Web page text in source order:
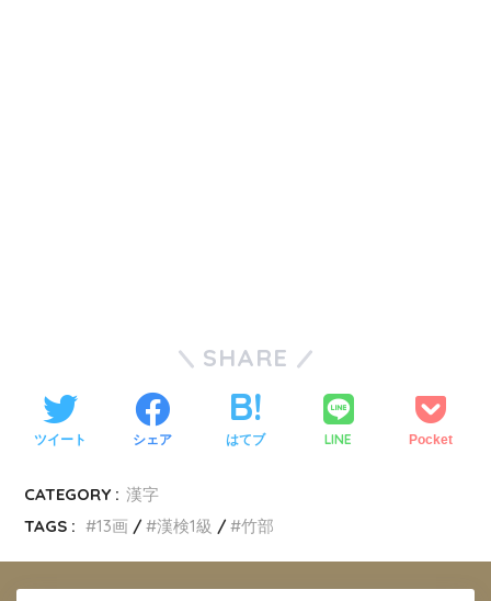
SHARE
ツイート シェア はてブ LINE Pocket
CATEGORY : 漢字
TAGS :
13画 漢検1級 竹部